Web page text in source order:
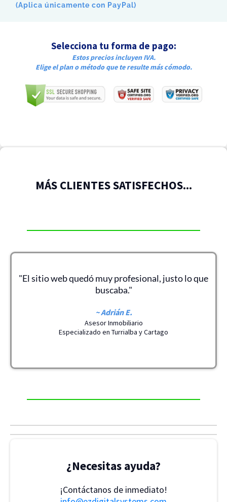
(Aplica únicamente con PayPal)
Selecciona tu forma de pago:
Estos precios incluyen IVA.
Elige el plan o método que te resulte más cómodo.
MÁS CLIENTES SATISFECHOS...
"El sitio web quedó muy profesional, justo lo que
buscaba."
~ Adrián E.
Asesor Inmobiliario
Especializado en Turrialba y Cartago
¿Necesitas ayuda?
¡Contáctanos de inmediato!